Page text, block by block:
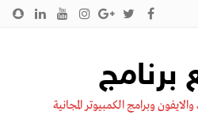
برنامج
وبرامج الكمبيوتر المجانية